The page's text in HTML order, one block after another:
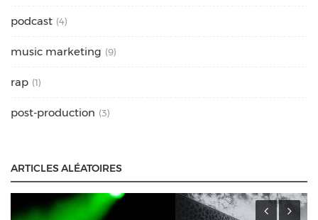
podcast (4)
music marketing (9)
rap (1)
post-production (3)
ARTICLES ALÉATOIRES